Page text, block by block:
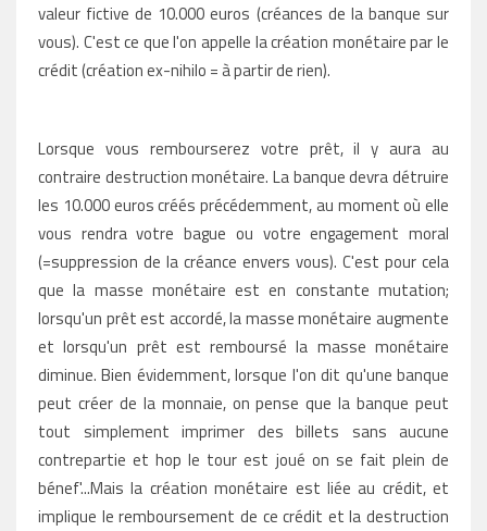
valeur fictive de 10.000 euros (créances de la banque sur
vous). C'est ce que l'on appelle la création monétaire par le
crédit (création ex-nihilo = à partir de rien).
Lorsque vous rembourserez votre prêt, il y aura au
contraire destruction monétaire. La banque devra détruire
les 10.000 euros créés précédemment, au moment où elle
vous rendra votre bague ou votre engagement moral
(=suppression de la créance envers vous). C'est pour cela
que la masse monétaire est en constante mutation;
lorsqu'un prêt est accordé, la masse monétaire augmente
et lorsqu'un prêt est remboursé la masse monétaire
diminue. Bien évidemment, lorsque l'on dit qu'une banque
peut créer de la monnaie, on pense que la banque peut
tout simplement imprimer des billets sans aucune
contrepartie et hop le tour est joué on se fait plein de
bénef'...Mais la création monétaire est liée au crédit, et
implique le remboursement de ce crédit et la destruction